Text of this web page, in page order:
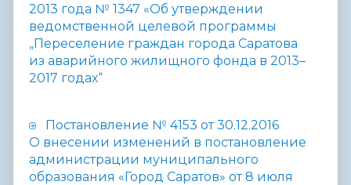
2013 года № 1347 «Об утверждении
ведомственной целевой программы
„Переселение граждан города Саратова
из аварийного жилищного фонда в 2013–
2017 годах“
Постановление № 4153 от 30.12.2016
О внесении изменений в постановление
администрации муниципального
образования «Город Саратов» от 8 июля